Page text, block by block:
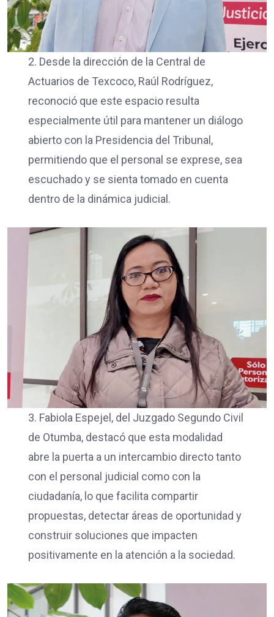
2. Desde la dirección de la Central de
Actuarios de Texcoco, Raúl Rodríguez,
reconoció que este espacio resulta
especialmente útil para mantener un diálogo
abierto con la Presidencia del Tribunal,
permitiendo que el personal se exprese, sea
escuchado y se sienta tomado en cuenta
dentro de la dinámica judicial.
3. Fabiola Espejel, del Juzgado Segundo Civil
de Otumba, destacó que esta modalidad
abre la puerta a un intercambio directo tanto
con el personal judicial como con la
ciudadanía, lo que facilita compartir
propuestas, detectar áreas de oportunidad y
construir soluciones que impacten
positivamente en la atención a la sociedad.